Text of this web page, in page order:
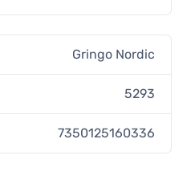
Gringo Nordic
5293
7350125160336